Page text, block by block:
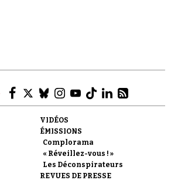
Faire un don
VIDÉOS
ÉMISSIONS
Complorama
« Réveillez-vous ! »
Les Déconspirateurs
REVUES DE PRESSE